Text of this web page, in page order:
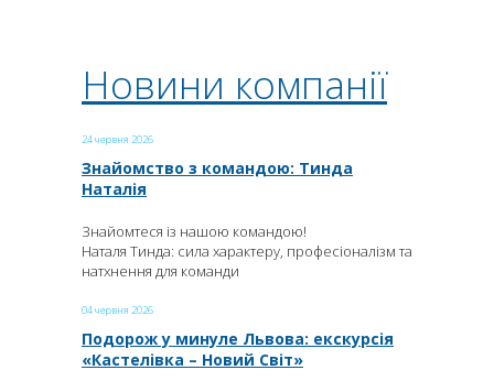
Новини компанії
24 червня 2026
Знайомство з командою: Тинда
Наталія
Знайомтеся із нашою командою!
Наталя Тинда: сила характеру, професіоналізм та
натхнення для команди
04 червня 2026
Подорож у минуле Львова: екскурсія
«Кастелівка – Новий Світ»